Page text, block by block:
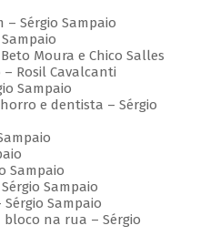
– Sérgio Sampaio
Moura e Chico Salles
– Rosil Cavalcanti
Sampaio
e dentista – Sérgio
Sampaio
Sampaio
Sampaio
na rua – Sérgio